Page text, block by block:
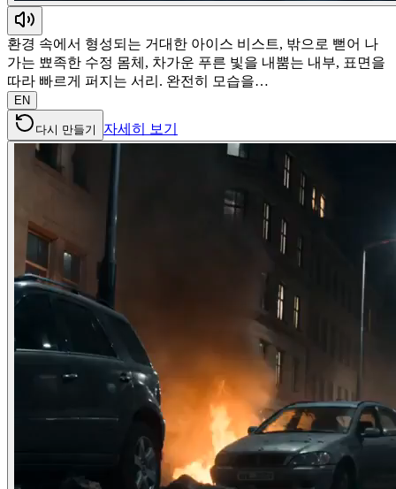
환경 속에서 형성되는 거대한 아이스 비스트, 밖으로 뻗어 나
가는 뾰족한 수정 몸체, 차가운 푸른 빛을 내뿜는 내부, 표면을
따라 빠르게 퍼지는 서리. 완전히 모습을…
EN
다시 만들기 자세히 보기